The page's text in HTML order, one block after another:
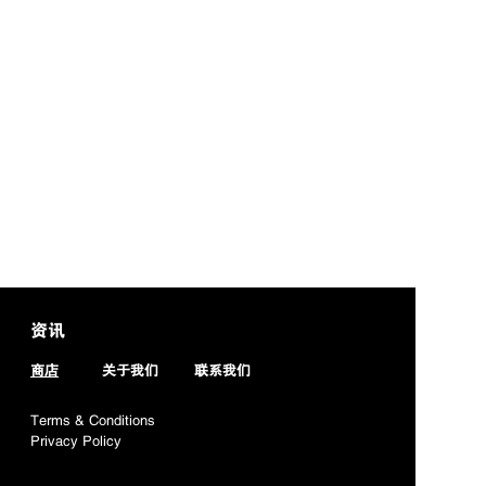
资讯
​商店 ​关于我们 ​联系我们
Terms & Conditions
Privacy Policy